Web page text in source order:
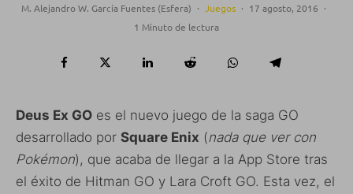
M. Alejandro W. García Fuentes (Esfera) · Juegos · 17 agosto, 2016 ·
1 Minuto de lectura
Deus Ex GO es el nuevo juego de la saga GO
desarrollado por Square Enix (nada que ver con
Pokémon), que acaba de llegar a la App Store tras
el éxito de Hitman GO y Lara Croft GO. Esta vez, el